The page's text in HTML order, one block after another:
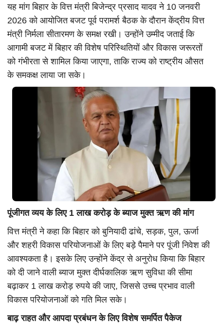
यह मांग बिहार के वित्त मंत्री बिजेन्द्र प्रसाद यादव ने 10 जनवरी
2026 को आयोजित बजट पूर्व परामर्श बैठक के दौरान केंद्रीय वित्त
मंत्री निर्मला सीतारमण के समक्ष रखी। उन्होंने उम्मीद जताई कि
आगामी बजट में बिहार की विशेष परिस्थितियों और विकास जरूरतों
को गंभीरता से शामिल किया जाएगा, ताकि राज्य को राष्ट्रीय औसत
के समकक्ष लाया जा सके।
पूंजीगत व्यय के लिए 1 लाख करोड़ के ब्याज मुक्त ऋण की मांग
वित्त मंत्री ने कहा कि बिहार को बुनियादी ढांचे, सड़क, पुल, ऊर्जा
और शहरी विकास परियोजनाओं के लिए बड़े पैमाने पर पूंजी निवेश की
आवश्यकता है। इसके लिए उन्होंने केंद्र से अनुरोध किया कि बिहार
को दी जाने वाली ब्याज मुक्त दीर्घकालिक ऋण सुविधा की सीमा
बढ़ाकर 1 लाख करोड़ रुपये की जाए, जिससे उच्च प्रभाव वाली
विकास परियोजनाओं को गति मिल सके।
बाढ़ राहत और आपदा प्रबंधन के लिए विशेष समर्पित पैकेज